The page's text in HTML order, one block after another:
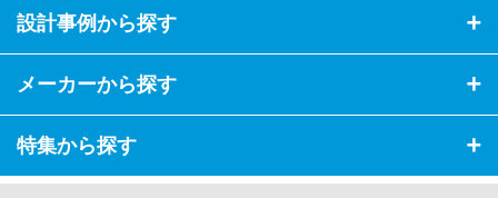
設計事例から探す
メーカーから探す
特集から探す